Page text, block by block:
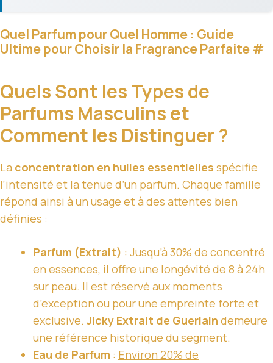
Quel Parfum pour Quel Homme : Guide
Ultime pour Choisir la Fragrance Parfaite#
Quels Sont les Types de
Parfums Masculins et
Comment les Distinguer ?
La concentration en huiles essentielles spécifie
l’intensité et la tenue d’un parfum. Chaque famille
répond ainsi à un usage et à des attentes bien
définies :
Parfum (Extrait) : Jusqu’à 30% de concentré
en essences, il offre une longévité de 8 à 24h
sur peau. Il est réservé aux moments
d’exception ou pour une empreinte forte et
exclusive.Jicky Extrait de Guerlain demeure
une référence historique du segment.
Eau de Parfum : Environ 20% de